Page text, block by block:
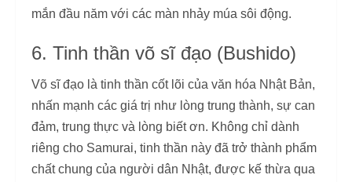
mắn đầu năm với các màn nhảy múa sôi động.
6. Tinh thần võ sĩ đạo (Bushido)
Võ sĩ đạo là tinh thần cốt lõi của văn hóa Nhật Bản,
nhấn mạnh các giá trị như lòng trung thành, sự can
đảm, trung thực và lòng biết ơn. Không chỉ dành
riêng cho Samurai, tinh thần này đã trở thành phẩm
chất chung của người dân Nhật, được kế thừa qua